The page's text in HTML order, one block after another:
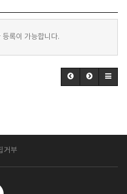
등록이 가능합니다.
거부